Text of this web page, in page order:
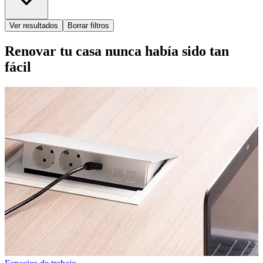
Ver resultados Borrar filtros
Renovar tu casa nunca había sido tan
fácil